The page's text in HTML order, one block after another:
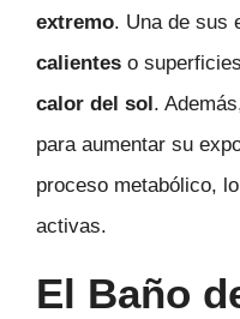
extremo. Una de sus
calientes o
calor del sol.
para aumentar su
proceso metabólico,
activas.
El Baño